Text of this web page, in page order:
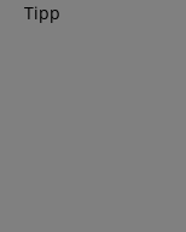
Tipp